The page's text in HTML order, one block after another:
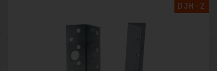
DJH-Z